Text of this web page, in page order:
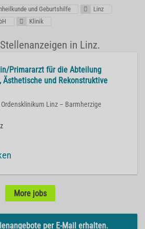
und Geburtshilfe
Linz
Klinik
in Linz.
Primararzt für die Abteilung
Ästhetische und Rekonstruktive
Ordensklinikum Linz – Barmherzige
More jobs
per E-Mail erhalten.